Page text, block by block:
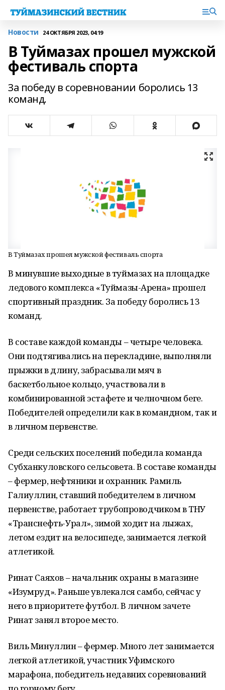
Новости 24 ОКТЯБРЯ 2023, 04:19
В Туймазах прошел мужской
фестиваль спорта
За победу в соревновании боролись 13
команд.
В Туймазах прошел мужской фестиваль спорта
В минувшие выходные в туймазах на площадке
ледового комплекса «Туймазы-Арена» прошел
спортивный праздник. За победу боролись 13
команд.
В составе каждой команды – четыре человека.
Они подтягивались на перекладине, выполняли
прыжки в длину, забрасывали мяч в
баскетбольное кольцо, участвовали в
комбинированной эстафете и челночном беге.
Победителей определили как в командном, так и
в личном первенстве.
Среди сельских поселений победила команда
Субханкуловского сельсовета. В составе команды
– фермер, нефтяники и охранник. Рамиль
Галиуллин, ставший победителем в личном
первенстве, работает трубопроводчиком в ТНУ
«Транснефть-Урал», зимой ходит на лыжах,
летом ездит на велосипеде, занимается легкой
атлетикой.
Ринат Саяхов – начальник охраны в магазине
«Изумруд». Раньше увлекался самбо, сейчас у
него в приоритете футбол. В личном зачете
Ринат занял второе место.
Виль Минуллин – фермер. Много лет занимается
легкой атлетикой, участник Уфимского
марафона, победитель недавних соревнований